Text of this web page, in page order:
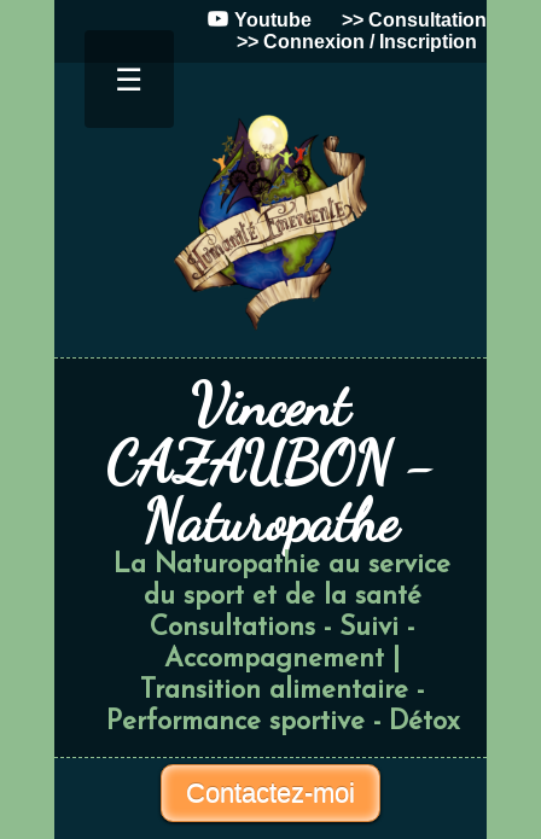
☰
Youtube
>> Consultation
>> Connexion / Inscription
Vincent
CAZAUBON -
Naturopathe
La Naturopathie au service
du sport et de la santé
Consultations - Suivi -
Accompagnement |
Transition alimentaire -
Performance sportive - Détox
Contactez-moi